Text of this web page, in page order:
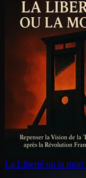
La Liberté ou la mort